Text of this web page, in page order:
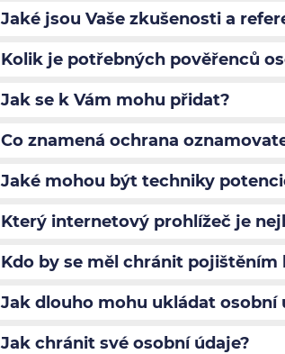
Jaké jsou Vaše zkušenosti a
Kolik je potřebných pověřenců
Jak se k Vám mohu přidat?
Co znamená ochrana
Jaké mohou být techniky
Který internetový prohlížeč je
Kdo by se měl chránit
Jak dlouho mohu ukládat osobní
Jak chránit své osobní údaje?